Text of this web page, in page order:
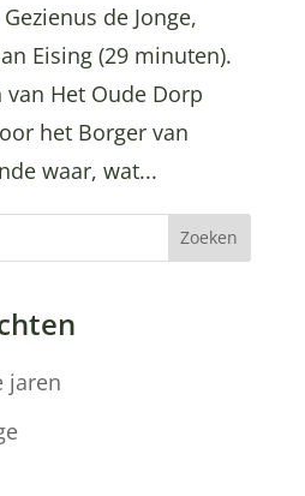
de Jonge,
Eising (29 minuten).
Het Oude Dorp
het Borger van
waar, wat...
Zoeken
jaren